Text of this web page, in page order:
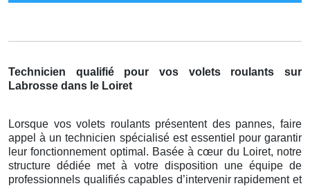
Technicien qualifié pour vos volets roulants sur
Labrosse dans le Loiret
Lorsque vos volets roulants présentent des pannes, faire
appel à un technicien spécialisé est essentiel pour garantir
leur fonctionnement optimal. Basée à cœur du Loiret, notre
structure dédiée met à votre disposition une équipe de
professionnels qualifiés capables d’intervenir rapidement et